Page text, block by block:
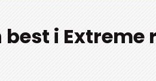
best i Extreme